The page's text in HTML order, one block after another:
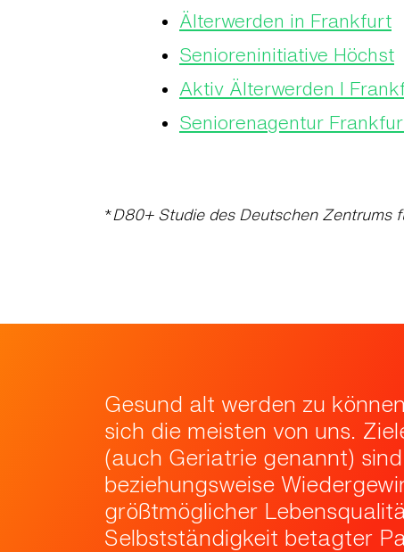
Älterwerden in Frankfurt
Senioreninitiative Höchst
Aktiv Älterwerden I
Seniorenagentur
*D80+ Studie des Deutschen Zentrums
Gesund alt werden zu
sich die meisten von uns.
(auch Geriatrie genannt)
beziehungsweise
größtmöglicher
Selbstständigkeit betagter